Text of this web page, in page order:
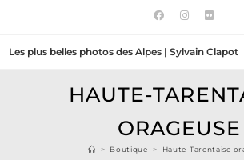
Les plus belles photos des Alpes | Sylvain Clapot
HAUTE-
ORAGEUSE
> Boutique > Haute-Tarentaise